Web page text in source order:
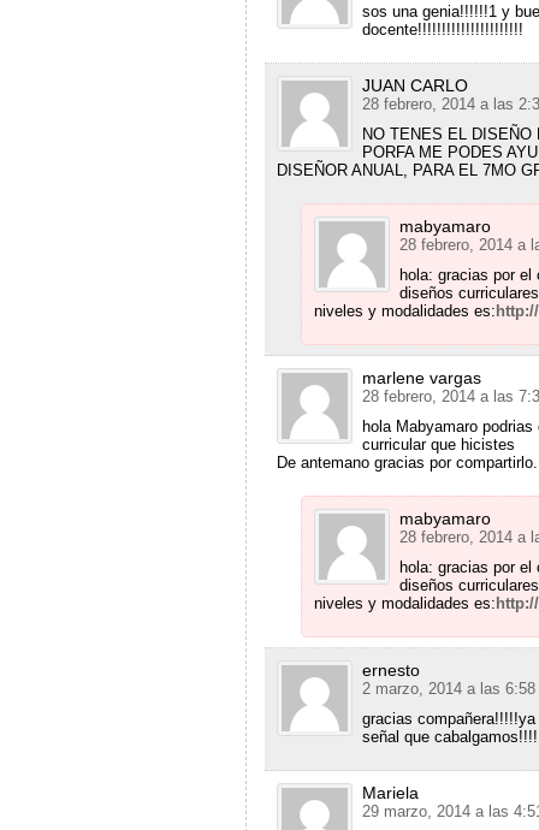
sos una genia!!!!!!1 y
docente!!!!!!!!!!!!!!!!!!!!!!
JUAN CARLO
28 febrero, 2014 a las
NO TENES EL
PORFA ME PODES
DISEÑOR ANUAL, PARA EL 7MO
mabyamaro
28 febrero, 2014 a
hola: gracias por
diseños
niveles y modalidades es:
marlene vargas
28 febrero, 2014 a las
hola Mabyamaro
curricular que hicistes
De antemano gracias por compartirlo.
mabyamaro
28 febrero, 2014 a
hola: gracias por
diseños
niveles y modalidades es:
ernesto
2 marzo, 2014 a las 6:58
gracias
señal que
Mariela
29 marzo, 2014 a las